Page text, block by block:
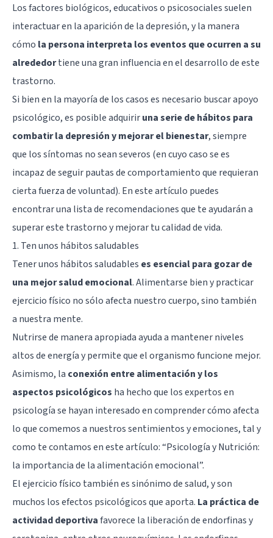
Los factores biológicos, educativos o psicosociales suelen
interactuar en la aparición de la depresión, y la manera
cómo la persona interpreta los eventos que ocurren a su
alrededortiene una gran influencia en el desarrollo de este
trastorno.
Si bien en la mayoría de los casos es necesario buscar apoyo
psicológico, es posible adquiriruna serie de hábitos para
combatir la depresión y mejorar el bienestar, siempre
que los síntomas no sean severos (en cuyo caso se es
incapaz de seguir pautas de comportamiento que requieran
cierta fuerza de voluntad). En este artículo puedes
encontrar una lista de recomendaciones que te ayudarán a
superar este trastorno y mejorar tu calidad de vida.
1. Ten unos hábitos saludables
Tener unos hábitos saludables es esencial para gozar de
una mejor salud emocional. Alimentarse bien y practicar
ejercicio físico no sólo afecta nuestro cuerpo, sino también
a nuestra mente.
Nutrirse de manera apropiada ayuda a mantener niveles
altos de energía y permite que el organismo funcione mejor.
Asimismo, la conexión entre alimentación y los
aspectos psicológicos ha hecho que los expertos en
psicología se hayan interesado en comprender cómo afecta
lo que comemos a nuestros sentimientos y emociones, tal y
como te contamos en este artículo: “Psicología y Nutrición:
la importancia de la alimentación emocional”.
El ejercicio físico también es sinónimo de salud, y son
muchos los efectos psicológicos que aporta. La práctica de
actividad deportivafavorece la liberación deendorfinasy